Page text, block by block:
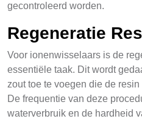
gecontroleerd worden.
Regeneratie
Voor ionenwisselaars is de
essentiële taak. Dit wordt
zout toe te voegen die de
De frequentie van deze
waterverbruik en de hardheid